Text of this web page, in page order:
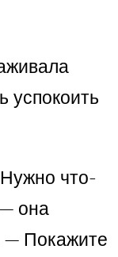
успокоить
что-
она
— Покажите